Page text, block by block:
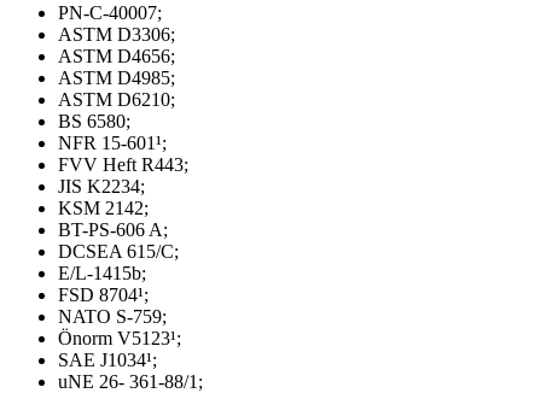
PN-C-40007;
ASTM D3306;
ASTM D4656;
ASTM D4985;
ASTM D6210;
BS 6580;
NFR 15-601¹;
FVV Heft R443;
JIS K2234;
KSM 2142;
BT-PS-606 A;
DCSEA 615/C;
E/L-1415b;
FSD 8704¹;
NATO S-759;
Önorm V5123¹;
SAE J1034¹;
uNE 26- 361-88/1;